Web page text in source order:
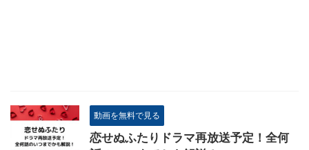
動画を無料で見る
恋せぬふたりドラマ再放送予定！全何